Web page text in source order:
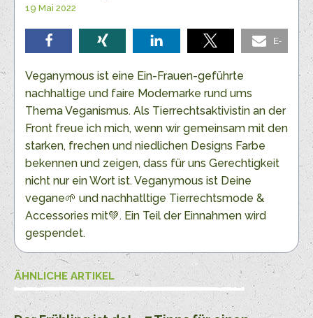
19 Mai 2022
teilen teilen teilen
E-
Veganymous ist eine Ein-Frauen-geführte
nachhaltige und faire Modemarke rund ums
Thema Veganismus. Als Tierrechtsaktivistin an der
Front freue ich mich, wenn wir gemeinsam mit den
starken, frechen und niedlichen Designs Farbe
bekennen und zeigen, dass für uns Gerechtigkeit
nicht nur ein Wort ist. Veganymous ist Deine
vegane🌱 und nachhatltige Tierrechtsmode &
Accessories mit💚. Ein Teil der Einnahmen wird
gespendet.
ÄHNLICHE ARTIKEL